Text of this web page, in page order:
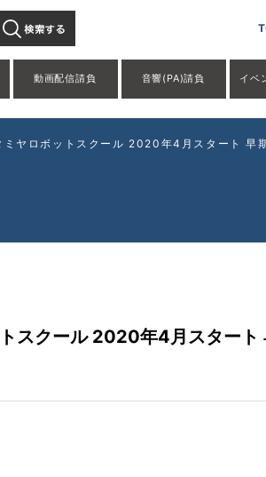
動画配信請負 音響(PA)請負 イベ
ヤロボットスクール 2020年4月スタート
スクール 2020年4月スター